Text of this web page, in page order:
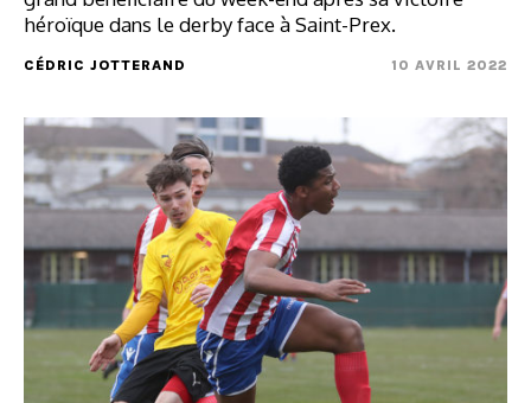
héroïque dans le derby face à Saint-Prex.
CÉDRIC JOTTERAND 10 AVRIL 2022